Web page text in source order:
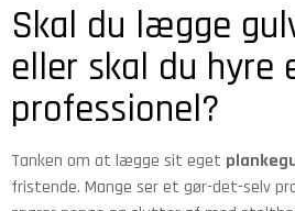
Skal du lægge
eller skal du hyre
professionel?
Tanken om at lægge sit eget
fristende. Mange ser et gør-det-selv